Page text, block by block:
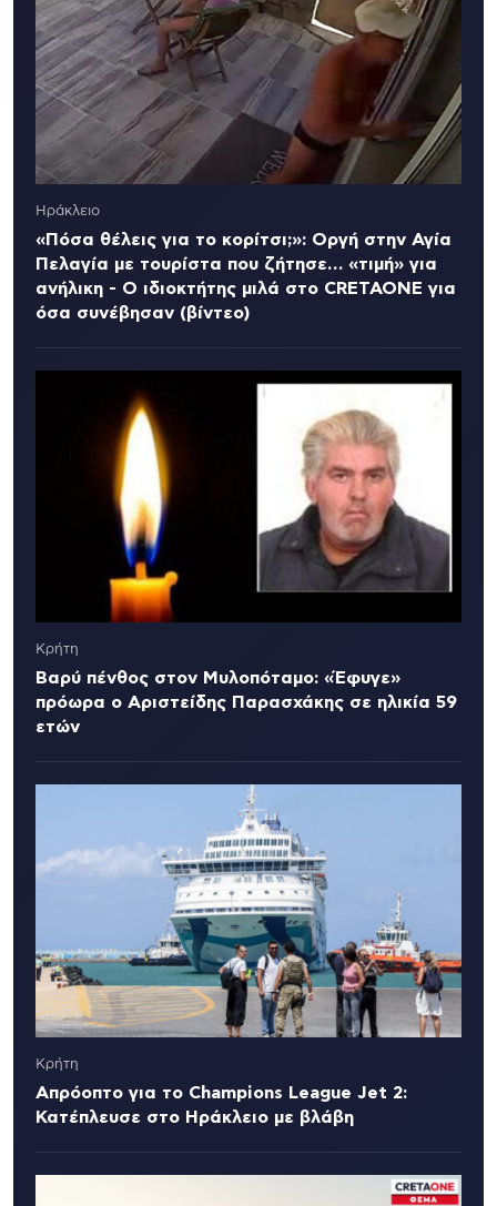
Ηράκλειο
«Πόσα θέλεις για το κορίτσι;»: Οργή στην Αγία
Πελαγία με τουρίστα που ζήτησε… «τιμή» για
ανήλικη - Ο ιδιοκτήτης μιλά στο CRETAONE για
όσα συνέβησαν (βίντεο)
Κρήτη
Βαρύ πένθος στον Μυλοπόταμο: «Έφυγε»
πρόωρα ο Αριστείδης Παρασχάκης σε ηλικία 59
ετών
Κρήτη
Απρόοπτο για το Champions League Jet 2:
Κατέπλευσε στο Ηράκλειο με βλάβη